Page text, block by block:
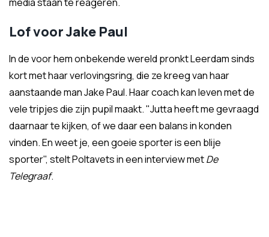
Lof voor Jake Paul
In de voor hem onbekende wereld pronkt Leerdam sinds
kort met haar verlovingsring, die ze kreeg van haar
aanstaande man Jake Paul. Haar coach kan leven met de
vele tripjes die zijn pupil maakt. "Jutta heeft me gevraagd
daarnaar te kijken, of we daar een balans in konden
vinden. En weet je, een goeie sporter is een blije
sporter", stelt Poltavets in een interview metDe
Telegraaf.